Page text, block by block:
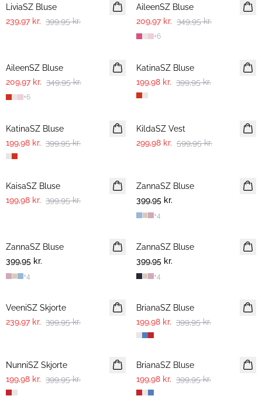
LiviaSZ Bluse
239,97 kr. 399,95 kr.
AileenSZ Bluse
209,97 kr. 349,95 kr.
+6
AileenSZ Bluse
209,97 kr. 349,95 kr.
+6
KatinaSZ Bluse
199,98 kr. 399,95 kr.
KatinaSZ Bluse
199,98 kr. 399,95 kr.
KildaSZ Vest
299,98 kr. 599,95 kr.
-50%
KaisaSZ Bluse
199,98 kr. 399,95 kr.
ZannaSZ Bluse
399,95 kr.
+4
ZannaSZ Bluse
399,95 kr.
+4
ZannaSZ Bluse
399,95 kr.
+4
VeeniSZ Skjorte
239,97 kr. 399,95 kr.
BrianaSZ Bluse
199,98 kr. 399,95 kr.
NunniSZ Skjorte
199,98 kr. 399,95 kr.
-50%
BrianaSZ Bluse
199,98 kr. 399,95 kr.
-50% -40%